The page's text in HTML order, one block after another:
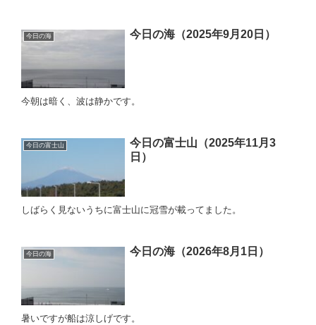
今日の海 今日の海（2025年9月20日）
今朝は暗く、波は静かです。
今日の富士山
今日の富士山（2025年11月3
日）
しばらく見ないうちに富士山に冠雪が載ってました。
今日の海 今日の海（2026年8月1日）
暑いですが船は涼しげです。